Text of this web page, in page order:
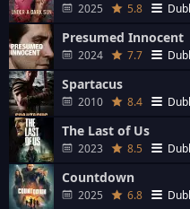
2025 5.8
Presumed Innocent
2024 7.7
Spartacus
2010 8.4
The Last of Us
2023 8.5
Countdown
2025 6.8